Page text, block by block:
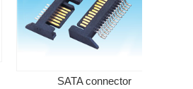
SATA connector